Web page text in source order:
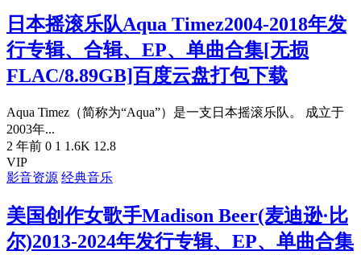
日本摇滚乐队Aqua Timez2004-2018年发
行专辑、合辑、EP、单曲合集[无损
FLAC/8.89GB]百度云盘打包下载
Aqua Timez（简称为“Aqua”）是一支日本摇滚乐队。 成立于
2003年...
2 年前 0 1 1.6K 12.8
VIP
影音资源 经典音乐
美国创作女歌手Madison Beer(麦迪逊·比
尔)2013-2024年发行专辑、EP、单曲合集